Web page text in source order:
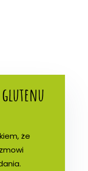
glutenu
że